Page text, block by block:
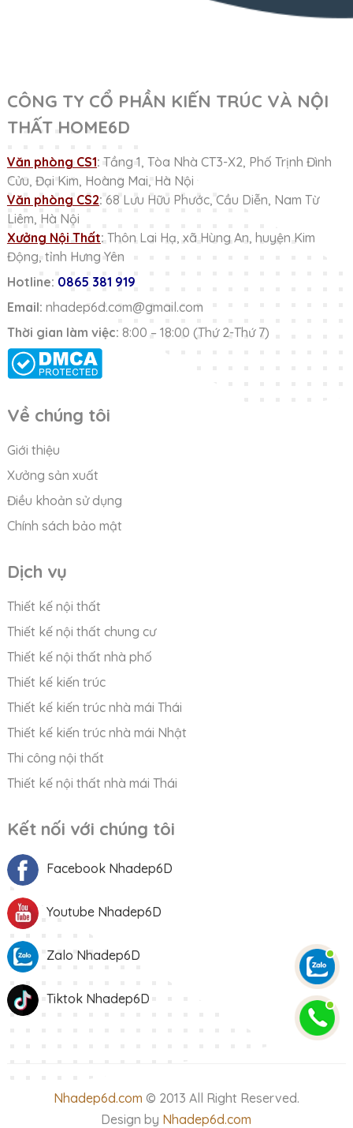
CÔNG TY CỔ PHẦN KIẾN TRÚC VÀ NỘI
THẤT HOME6D
Văn phòng CS1: Tầng 1, Tòa Nhà CT3-X2, Phố Trịnh Đình
Cửu, Đại Kim, Hoàng Mai, Hà Nội
Văn phòng CS2: 68 Lưu Hữu Phước, Cầu Diễn, Nam Từ
Liêm, Hà Nội
Xưởng Nội Thất: Thôn Lai Hạ, xã Hùng An, huyện Kim
Động, tỉnh Hưng Yên
Hotline: 0865 381 919
Email: nhadep6d.com@gmail.com
Thời gian làm việc: 8:00 – 18:00 (Thứ 2-Thứ 7)
Về chúng tôi
Giới thiệu
Xưởng sản xuất
Điều khoản sử dụng
Chính sách bảo mật
Dịch vụ
Thiết kế nội thất
Thiết kế nội thất chung cư
Thiết kế nội thất nhà phố
Thiết kế kiến trúc
Thiết kế kiến trúc nhà mái Thái
Thiết kế kiến trúc nhà mái Nhật
Thi công nội thất
Thiết kế nội thất nhà mái Thái
Kết nối với chúng tôi
Facebook Nhadep6D
Youtube Nhadep6D
Zalo Nhadep6D
Tiktok Nhadep6D
Nhadep6d.com © 2013 All Right Reserved.
Design by Nhadep6d.com